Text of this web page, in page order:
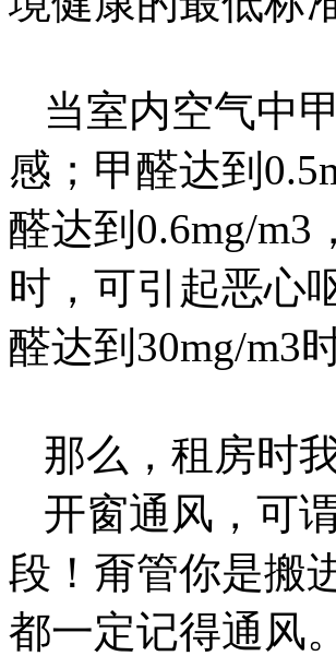
当室内空气中
感；甲醛达到
醛达到0.6mg/
时，可引起恶心
醛达到30mg/m3
那么，租房时
开窗通风，可
段！甭管你是搬
都一定记得通风